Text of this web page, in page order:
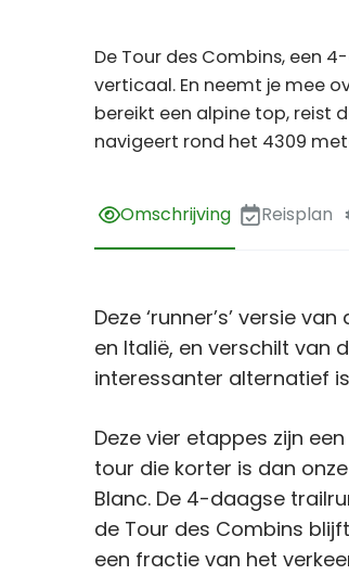
De Tour des Combins, een
verticaal. En neemt je mee
bereikt een alpine top, reist
navigeert rond het 4309
Omschrijving Reisplan
Deze ‘runner’s’ versie
en Italië, en verschilt van
interessanter alternatief
Deze vier etappes zijn
tour die korter is dan onze
Blanc. De 4-daagse
de Tour des Combins
een fractie van het